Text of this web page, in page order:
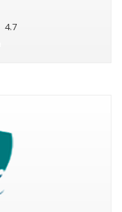
4.7